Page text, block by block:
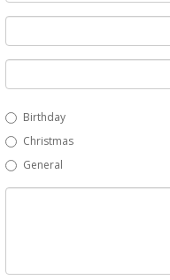
Birthday
Christmas
General